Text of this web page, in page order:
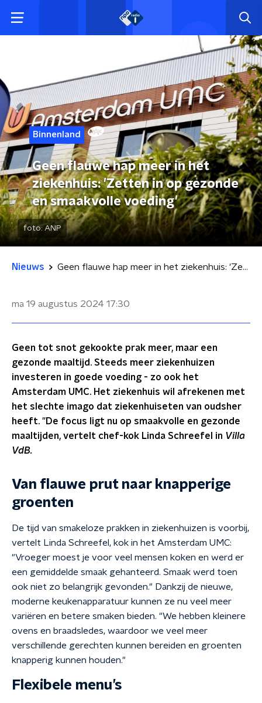
Binnenland
Geen flauwe hap meer in het
ziekenhuis: 'Zetten in op gezonde
en smaakvolle voeding'
foto:ANP
Nieuws Geen flauwe hap meer in het ziekenhuis: 'Zetten in op gezonde en smaakvolle voeding'
ma 19 augustus 2024 17:30
Geen tot snot gekookte prak meer, maar een
gezonde maaltijd. Steeds meer ziekenhuizen
investeren in goede voeding - zo ook het
Amsterdam UMC. Het ziekenhuis wil afrekenen met
het slechte imago dat ziekenhuiseten van oudsher
heeft. "De focus ligt nu op smaakvolle en gezonde
maaltijden, vertelt chef-kok Linda Schreefel in Villa
VdB.
Van flauwe prut naar knapperige
groenten
De tijd van smakeloze prakken in ziekenhuizen is voorbij,
vertelt Linda Schreefel, kok in het Amsterdam UMC:
"Vroeger moest je voor veel mensen koken en werd er
een gemiddelde smaak gehanteerd. Smaak werd toen
ook niet zo belangrijk gevonden." Dankzij de nieuwe,
moderne keukenapparatuur kunnen ze nu veel meer
variëren en betere smaken bieden. "We hebben kleinere
ovens en braadsledes, waardoor we veel meer
verschillende gerechten kunnen bereiden en groenten
knapperig kunnen houden."
Flexibele menu’s